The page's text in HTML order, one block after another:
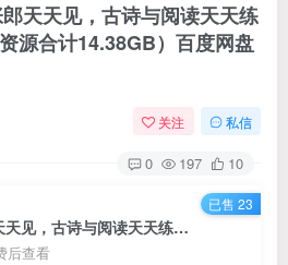
郎天天见，古诗与阅读天天练
源合计14.38GB）百度网盘
关注 私信
0 197 10
【诸葛学堂】故事张郎天天见，古诗与阅读天天练（1-3年级及学前）(资源合计14.38GB）百度网盘下载
后查看
已售 23